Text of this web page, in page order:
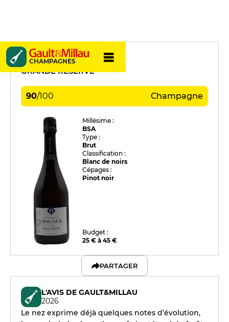
CHAMPAGNES
Bauser
GRANDE RÉSERVE
90/100 Champagne
Millésime :
BSA
Type :
Brut
Classification :
Blanc de noirs
Cépages :
Pinot noir
Budget :
25 € à 45 €
PARTAGER
L'AVIS DE GAULT&MILLAU
2026
Le nez exprime déjà quelques notes d’évolution,